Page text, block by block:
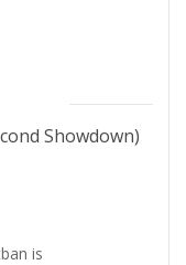
Showdown)
is